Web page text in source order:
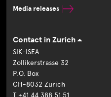
Media releases
Contact in Zurich
SIK-ISEA
Zollikerstrasse 32
P.O. Box
CH-8032 Zurich
T +41 44 388 51 51